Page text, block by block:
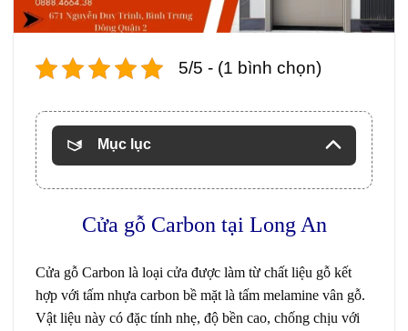
5/5 - (1 bình chọn)
Mục lục
Cửa gỗ Carbon tại Long An
Cửa gỗ Carbon là loại cửa được làm từ chất liệu gỗ kết
hợp với tấm nhựa carbon bề mặt là tấm melamine vân gỗ.
Vật liệu này có đặc tính nhẹ, độ bền cao, chống chịu với